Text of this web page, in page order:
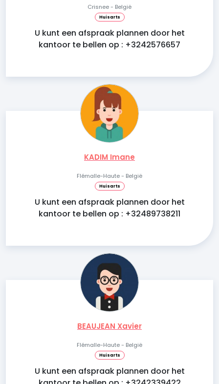
Crisnee - België
Huisarts
U kunt een afspraak plannen door het
kantoor te bellen op : +3242576657
KADIM Imane
Flémalle-Haute - België
Huisarts
U kunt een afspraak plannen door het
kantoor te bellen op : +32489738211
BEAUJEAN Xavier
Flémalle-Haute - België
Huisarts
U kunt een afspraak plannen door het